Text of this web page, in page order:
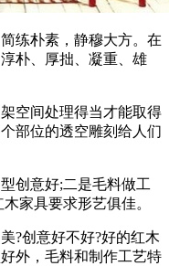
练朴素，静穆大方。在
朴、厚拙、凝重、雄
空间处理得当才能取得
部位的透空雕刻给人们
创意好;二是毛料做工
家具要求形艺俱佳。
创意好不好?好的红木
外，毛料和制作工艺特